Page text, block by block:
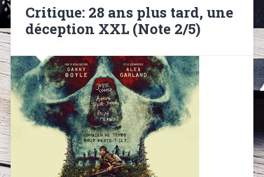
Critique: 28 ans plus tard, une
déception XXL (Note 2/5)